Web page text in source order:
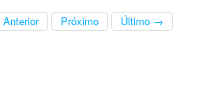
Anterior Próximo Último →